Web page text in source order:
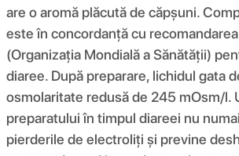
are o aromă plăcută de căpșuni.
este în concordanță cu
(Organizația Mondială a Sănătății)
diaree. După preparare, lichidul gata
osmolaritate redusă de 245 mOsm/l.
preparatului în timpul diareei nu
pierderile de electroliți și previne